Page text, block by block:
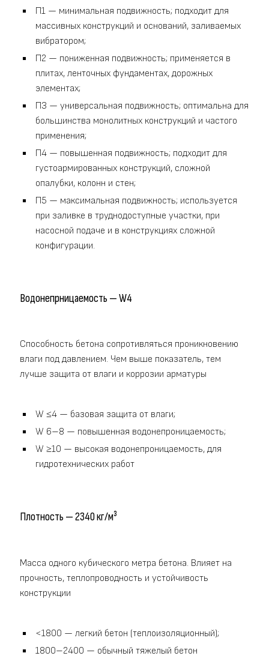
П1 — минимальная подвижность; подходит для
массивных конструкций и оснований, заливаемых
вибратором;
П2 — пониженная подвижность; применяется в
плитах, ленточных фундаментах, дорожных
элементах;
П3 — универсальная подвижность; оптимальна для
большинства монолитных конструкций и частого
применения;
П4 — повышенная подвижность; подходит для
густоармированных конструкций, сложной
опалубки, колонн и стен;
П5 — максимальная подвижность; используется
при заливке в труднодоступные участки, при
насосной подаче и в конструкциях сложной
конфигурации.
Водонепрницаемость — W4
Способность бетона сопротивляться проникновению
влаги под давлением. Чем выше показатель, тем
лучше защита от влаги и коррозии арматуры
W ≤4 — базовая защита от влаги;
W 6–8 — повышенная водонепроницаемость;
W ≥10 — высокая водонепроницаемость, для
гидротехнических работ
Плотность — 2340 кг/м³
Масса одного кубического метра бетона. Влияет на
прочность, теплопроводность и устойчивость
конструкции
<1800 — легкий бетон (теплоизоляционный);
1800–2400 — обычный тяжелый бетон